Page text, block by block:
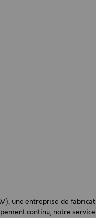
une entreprise de
continu, notre